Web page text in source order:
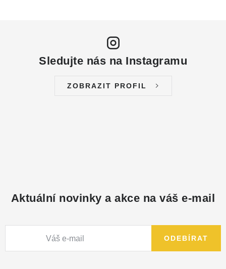
Sledujte nás na Instagramu
ZOBRAZIT PROFIL
Aktuální novinky a akce na váš e-mail
ODEBÍRAT